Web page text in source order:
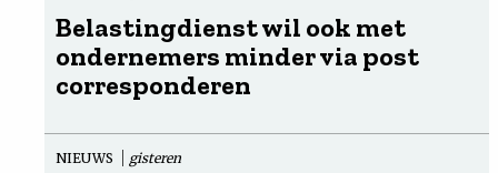
Belastingdienst wil ook met
ondernemers minder via post
corresponderen
NIEUWS gisteren